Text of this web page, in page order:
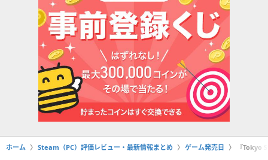
ホーム Steam（PC）評価レビュー・最新情報まとめ ゲーム発売日 『Tokyo